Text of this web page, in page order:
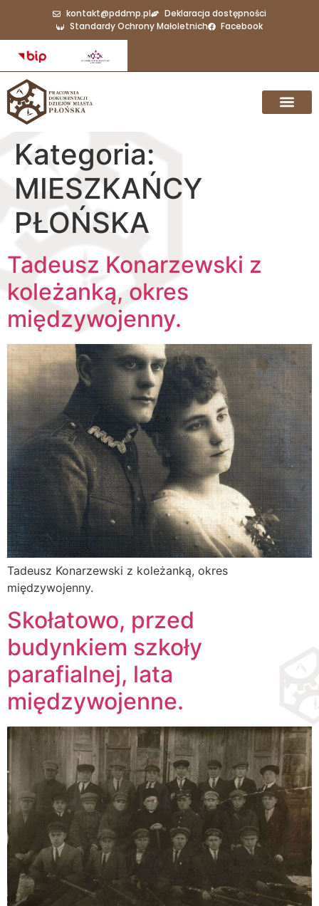
kontakt@pddmp.pl
Deklaracja dostępności
Standardy Ochrony Małoletnich
Facebook
Kategoria:
MIESZKAŃCY
PŁOŃSKA
Tadeusz Konarzewski z
koleżanką, okres
międzywojenny.
Tadeusz Konarzewski z koleżanką, okres
międzywojenny.
Skołatowo, przed
budynkiem szkoły
parafialnej, lata
międzywojenne.